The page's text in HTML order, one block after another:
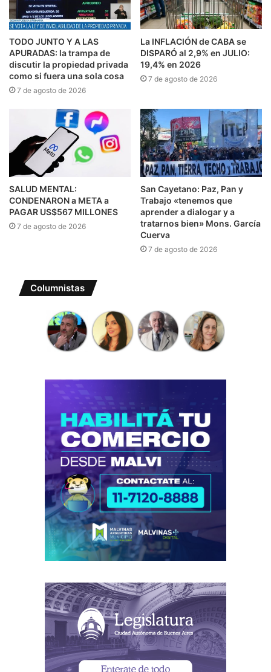
TODO JUNTO Y A LAS
APURADAS: la trampa de
discutir la propiedad privada
como si fuera una sola cosa
7 de agosto de 2026
La INFLACIÓN de CABA se
DISPARÓ al 2,9% en JULIO:
19,4% en 2026
7 de agosto de 2026
SALUD MENTAL:
CONDENARON a META a
PAGAR US$567 MILLONES
7 de agosto de 2026
San Cayetano: Paz, Pan y
Trabajo «tenemos que
aprender a dialogar y a
tratarnos bien» Mons. García
Cuerva
7 de agosto de 2026
Columnistas